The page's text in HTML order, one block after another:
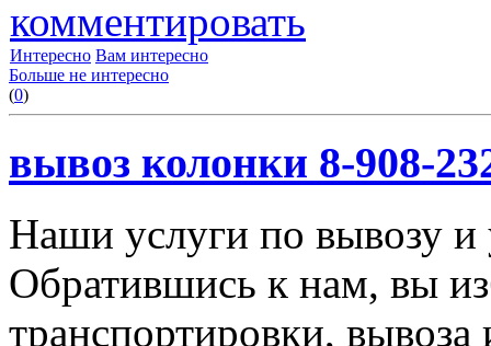
комментировать
Интересно Вам интересно
Больше не интересно
(0)
вывоз колонки 8-908-
Наши услуги по вывозу и
Обратившись к нам, вы
транспортировки, вывоза